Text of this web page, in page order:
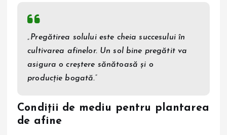
„Pregătirea solului este cheia succesului în
cultivarea afinelor. Un sol bine pregătit va
asigura o creștere sănătoasă și o
producție bogată.”
Condiții de mediu pentru plantarea
de afine